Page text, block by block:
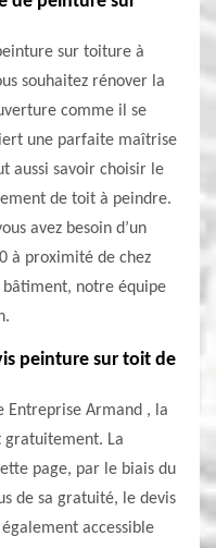
sur toiture à
souhaitez rénover la
comme il se
une parfaite maîtrise
aussi savoir choisir le
de toit à peindre.
avez besoin d’un
à proximité de chez
bâtiment, notre équipe
peinture sur toit de
Entreprise Armand , la
gratuitement. La
page, par le biais du
de sa gratuité, le devis
accessible